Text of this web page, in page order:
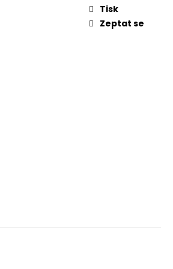
Tisk
Zeptat se